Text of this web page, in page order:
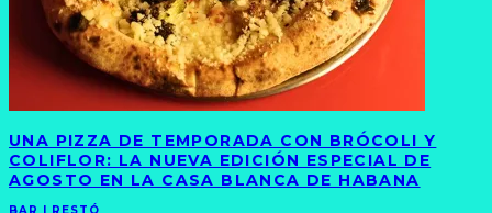
UNA PIZZA DE TEMPORADA CON BRÓCOLI Y
COLIFLOR: LA NUEVA EDICIÓN ESPECIAL DE
AGOSTO EN LA CASA BLANCA DE HABANA
BAR | RESTÓ